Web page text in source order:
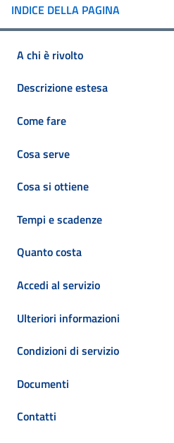
INDICE DELLA PAGINA
A chi è rivolto
Descrizione estesa
Come fare
Cosa serve
Cosa si ottiene
Tempi e scadenze
Quanto costa
Accedi al servizio
Ulteriori informazioni
Condizioni di servizio
Documenti
Contatti